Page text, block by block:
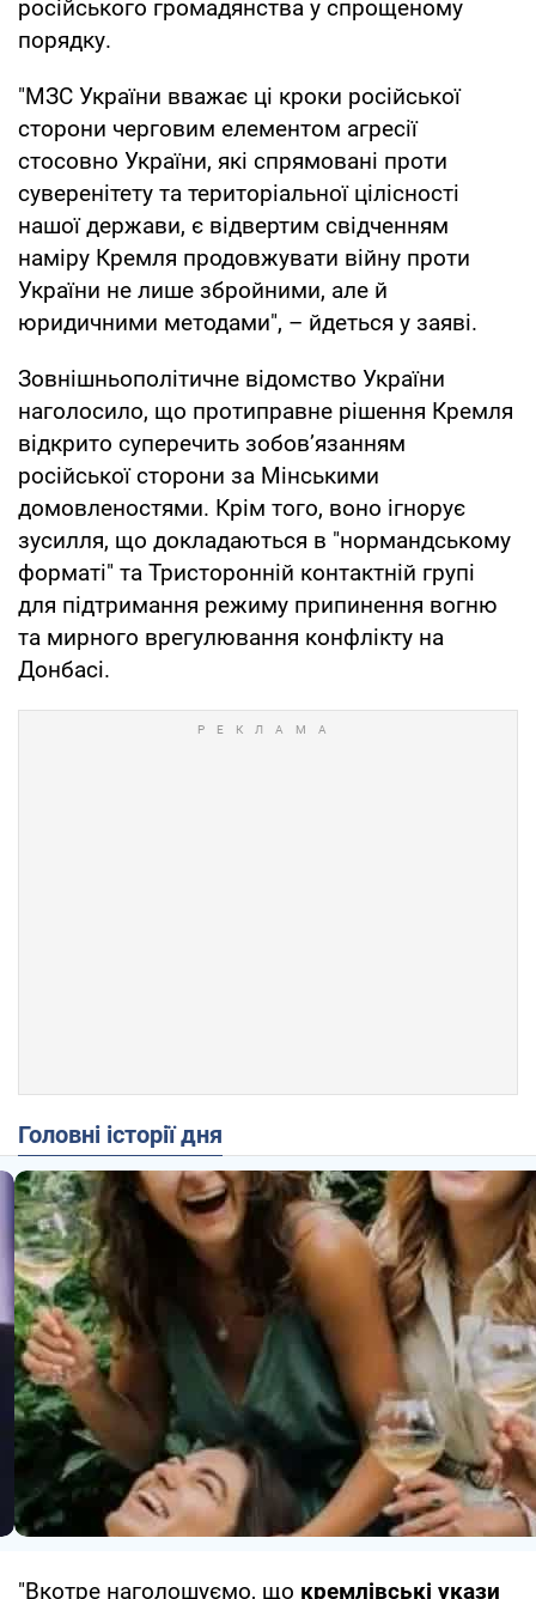
російського громадянства у спрощеному
порядку.
"МЗС України вважає ці кроки російської
сторони черговим елементом агресії
стосовно України, які спрямовані проти
суверенітету та територіальної цілісності
нашої держави, є відвертим свідченням
наміру Кремля продовжувати війну проти
України не лише збройними, але й
юридичними методами", – йдеться у заяві.
Зовнішньополітичне відомство України
наголосило, що протиправне рішення Кремля
відкрито суперечить зобов’язанням
російської сторони за Мінськими
домовленостями. Крім того, воно ігнорує
зусилля, що докладаються в "нормандському
форматі" та Тристоронній контактній групі
для підтримання режиму припинення вогню
та мирного врегулювання конфлікту на
Донбасі.
Головні історії дня
"Вкотре наголошуємо, що кремлівські укази